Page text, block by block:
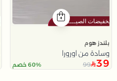
بلندز هوم
وسادة من اورورا
39
99 60% خصم